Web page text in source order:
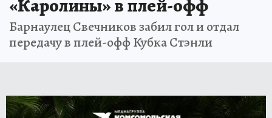
«Каролины» в плей-офф
Барнаулец Свечников забил гол и отдал
передачу в плей-офф Кубка Стэнли